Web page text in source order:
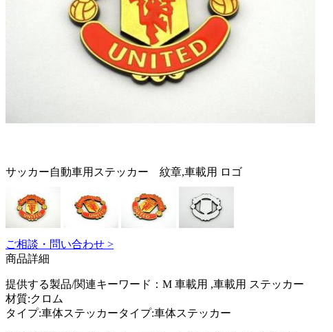
サッカー自動車用ステッカー 紋章,車載用 ロゴ
ご相談・問い合わせ >
商品詳細
提供する製品/関連キーワード：M 車載用 ,車載用 ステッカー
材質:クロム
タイプ:車体ステッカータイプ:車体ステッカー